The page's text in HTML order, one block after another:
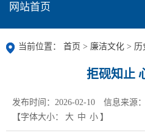
网站首页
当前位置： 首页 > 廉洁文化 > 历
拒砚知止
发布时间：2026-02-10
信息来源
【字体大小：
大 中 小 】